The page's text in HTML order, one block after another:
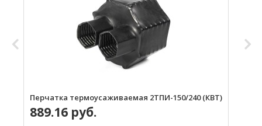
Перчатка термоусаживаемая 2ТПИ-150/240 (КВТ)
889.16 руб.